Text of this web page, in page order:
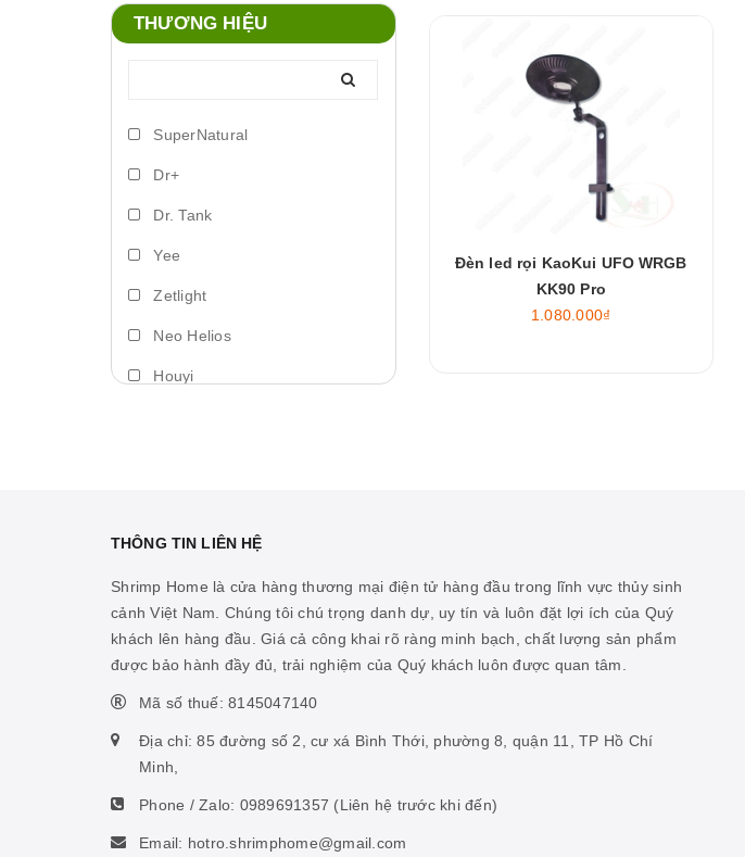
Đèn led rọi KaoKui UFO WRGB
KK90 Pro
1.080.000₫
Foam xịt
Vitamin cá biển
Hỗ trợ ao hồ
Nhíp
Phụ kiện ấp artemia
Hỗ trợ tiêu hóa
THƯƠNG HIỆU
SuperNatural
Dr+
Dr. Tank
Yee
Zetlight
Neo Helios
Houyi
Dymax
Cibi
KZJ
Mius
KW zone
Coloer
THÔNG TIN LIÊN HỆ
Shrimp Home là cửa hàng thương mại điện tử hàng đầu trong lĩnh vực thủy sinh
cảnh Việt Nam. Chúng tôi chú trọng danh dự, uy tín và luôn đặt lợi ích của Quý
khách lên hàng đầu. Giá cả công khai rõ ràng minh bạch, chất lượng sản phẩm
được bảo hành đầy đủ, trải nghiệm của Quý khách luôn được quan tâm.
Mã số thuế: 8145047140
Địa chỉ: 85 đường số 2, cư xá Bình Thới, phường 8, quận 11, TP Hồ Chí
Minh,
Phone / Zalo: 0989691357 (Liên hệ trước khi đến)
Email: hotro.shrimphome@gmail.com